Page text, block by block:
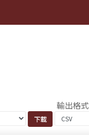
輸出格式